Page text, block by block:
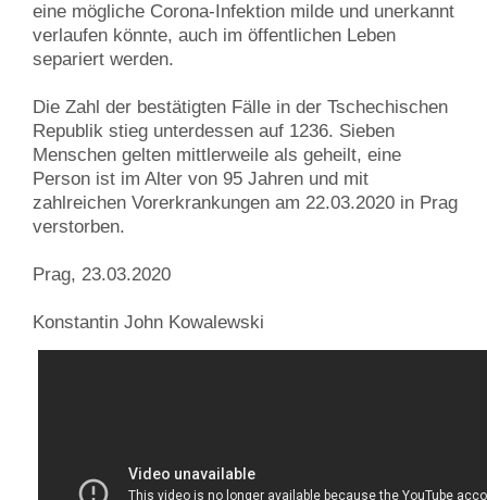
eine mögliche Corona-Infektion milde und unerkannt
verlaufen könnte, auch im öffentlichen Leben
separiert werden.
Die Zahl der bestätigten Fälle in der Tschechischen
Republik stieg unterdessen auf 1236. Sieben
Menschen gelten mittlerweile als geheilt, eine
Person ist im Alter von 95 Jahren und mit
zahlreichen Vorerkrankungen am 22.03.2020 in Prag
verstorben.
Prag, 23.03.2020
Konstantin John Kowalewski